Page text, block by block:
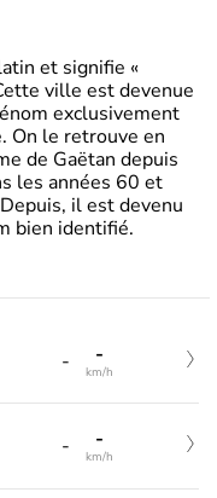
et signifie «
ville est devenue
exclusivement
On le retrouve en
de Gaëtan depuis
les années 60 et
il est devenu
bien identifié.
- -
km/h
- -
km/h